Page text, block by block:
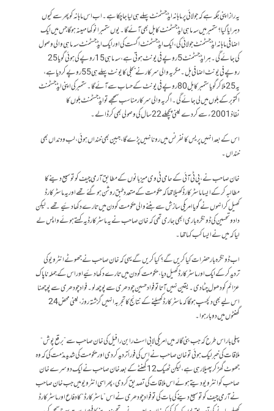
یہ راز اپنی جگہ ہے کہ جولائی پر ماہانہ ایڈجسٹمنٹ پہلے ہی لیا جا چکا ہے۔ اب اس ماہانہ کو پھر سے کیوں
دہرایا گیا؟ ستمبر میں سہ ماہی ایڈجسٹمنٹ کا بل بھی آئے گا۔ یوں ستمبر انوکھا مہینہ ہو گا جس میں ایک
اضافی ماہانہ ایڈجسٹمنٹ جولائی کی ، ایک ایڈجسٹمنٹ اگست کی اور ایک ایڈجسٹمنٹ سہ ماہی والی وصول
کی جائے گی۔ ہر ایڈجسٹمنٹ 5 روپے فی یونٹ ہوتی ہے، سہ ماہی 15 روپے کی ہوئی گویا 25
روپے فی یونٹ اضافی بل۔ مگر یہ والی سرکار نے بجلی کا یونٹ پہلے ہی 55 روپے کر دیا ہے،
یہ 25 ملا کر گویا ستمبر کا بل 80 روپے فی یونٹ کے حساب سے آئے گا۔ ستمبر کی اپنی ایڈجسٹمنٹ
اکتوبر کے بلوں میں لی جائے گی۔ اگر یہ والی سرکار مناسب سمجھے تو ایڈجسٹمنٹ بلوں کا
نفاذ 2001ءسے کر دے یعنی پچھلے 22 سال کی وصولی بھی کر ڈالے۔
اس کے بعد انہیں پریس کانفرنس میں رونا نہیں پڑے گا، جبین بھی خنداں ہوئی، لب و دنداں بھی
خنداں۔
خان صاحب نے ، پی ٹی آئی کے حامی ٹی وی میزبانوں کے مطابق آرمی چیف کو توسیع دینے کا
مطالبہ کر کے ایسا ماسٹر کارڈ کھیلا تھا کہ حکومت کے متعدد طبق روشن ہو گئے تھے اور یہ ماسٹر کارڈ
کھیل کر انہوں نے گویا امریکی سازش سے بننے والی حکومت کو دن میں تارے دکھا دئیے تھے۔ لیکن
داد و تحسین کی ڈونگرہ باری ابھی جاری تھی کہ خان صاحب نے یہ ماسٹر کارڈ یہ کہتے ہوئے واپس لے
لیا کہ میں نے ایسا کب کہا تھا۔
اب ڈونگرہ بار حضرات کیا کریں گے؟ کیا کریں گے یہی کہ خان صاحب نے جھوٹے انٹرویو کی
تردید کر کے ایک اور ماسٹر کارڈ کھیل دیا، حکومت کو دن میں تارے دکھا دئیے اور اس کے جملہ ناپاک
عزائم کو دھول چٹا دی۔ یقین نہیں آتا تو فواد حسین چودھری سے پوچھ لو۔فواد چودھری سے پوچھنا
اس لیے بھی دلچسپ ہو گا کہ ماسٹر کارڈ کھیلنے کے نتائج کا تجربہ انہیں گزشتہ روز، یعنی محض 24
گھنٹوں میں دو بار ہوا۔
پہلی بار اس طرح کہ جب بنی گالہ میں امریکی لابی اسٹ رابن رافیل کی خان صاحب سے ”برقع پوش“
ملاقات کی خبر لیک ہوئی تو خان صاحب نے اس کی فوراً تردید کر دی اور حکومت کی شدید مذمت کی کہ وہ
جھوٹ گھڑ کر پھیلا رہی ہے، لیکن ٹھیک 12 گھنٹے کے بعد خان صاحب نے ایک دوسرے خان
صاحب کو انٹرویو دیتے ہوئے اس ملاقات کی تصدیق کر دی، پھر اسی انٹرویو میں جب خان صاحب
نے آرمی چیف کو توسیع دینے کی بات کی تو فواد چودھری نے اس ”ماسٹر کارڈ“ کا دفاع اور ماسٹر کارڈ